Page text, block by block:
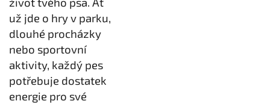
už jde o hry v parku,
dlouhé procházky
nebo sportovní
aktivity, každý pes
potřebuje dostatek
energie pro své